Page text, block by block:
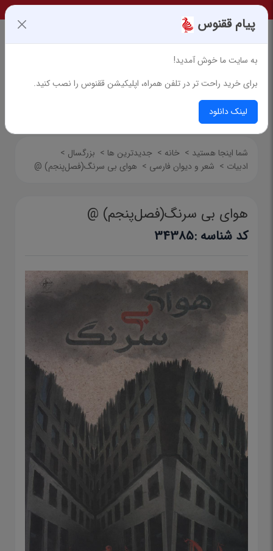
شما اینجا هستید > خانه > جدیدترین ها > بزرگسال >
ادبیات > شعر و دیوان فارسی > هوای بی سرنگ(فصل‌پنجم) @
هوای بی سرنگ(فصل‌پنجم) @
کد شناسه :34385
پیام ققنوس
به سایت ما خوش آمدید!
برای خرید راحت تر در تلفن همراه، اپلیکیشن ققنوس را نصب کنید.
لینک دانلود